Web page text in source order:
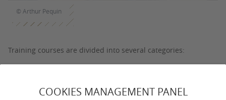
COOKIES MANAGEMENT PANEL
© Arthur Pequin
Training courses are divided into several categories:
Carrying out research activities